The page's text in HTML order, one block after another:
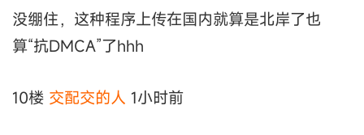
没绷住，这种程序上传在国内就算是北岸了也
算“抗DMCA”了hhh
10楼 交配交的人 1小时前